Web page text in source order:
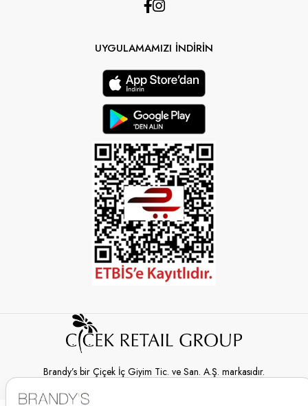
UYGULAMAMIZI İNDİRİN
Brandy’s bir Çiçek İç Giyim Tic. ve San. A.Ş. markasıdır.
© 2026 Brandy’s | Her hakkı saklıdır.